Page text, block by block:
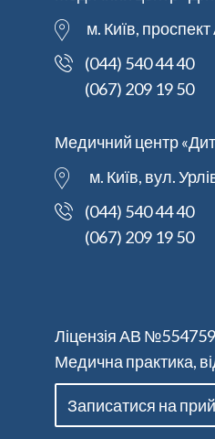
м. Київ,
(044) 540 44 40
(067) 209 19 50
Медичний центр
м. Київ, вул.
(044) 540 44 40
(067) 209 19 50
Ліцензія АВ №554759
Медична практика,
Записатися на